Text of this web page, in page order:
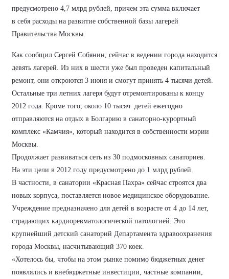
предусмотрено 4,7 млрд рублей, причем эта сумма включает
в себя расходы на развитие собственной базы лагерей
Правительства Москвы.
Как сообщил Сергей Собянин, сейчас в ведении города находится
девять лагерей. Из них в шести уже был проведен капитальный
ремонт, они откроются 3 июня и смогут принять 4 тысячи детей.
Остальные три летних лагеря будут отремонтированы к концу
2012 года. Кроме того, около 10 тысяч детей ежегодно
отправляются на отдых в Болгарию в санаторно-курортный
комплекс «Камчия», который находится в собственности мэрии
Москвы.
Продолжает развиваться сеть из 30 подмосковных санаториев.
На эти цели в 2012 году предусмотрено до 1 млрд рублей.
В частности, в санатории «Красная Пахра» сейчас строятся два
новых корпуса, поставляется новое медицинское оборудование.
Учреждение предназначено для детей в возрасте от 4 до 14 лет,
страдающих кардиоревматологической патологией. Это
крупнейший детский санаторий Департамента здравоохранения
города Москвы, насчитывающий 370 коек.
«Хотелось бы, чтобы на этом рынке помимо бюджетных денег
появлялись и внебюджетные инвестиции, частные компании,